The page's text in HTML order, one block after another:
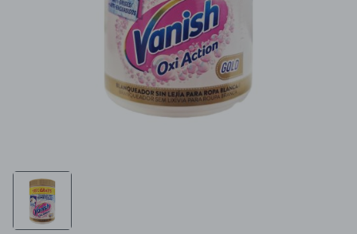
Specijalne kategorije
Čišćenje zaliha